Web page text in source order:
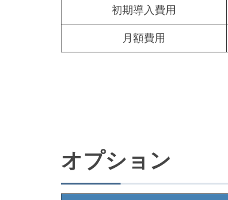
初期導入費用
月額費用
オプション